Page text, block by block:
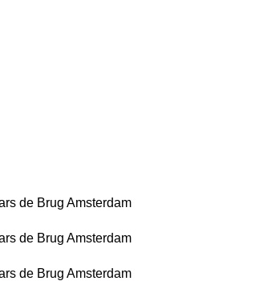
de Brug Amsterdam
de Brug Amsterdam
de Brug Amsterdam